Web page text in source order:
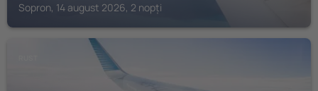
Sopron, 14 august 2026, 2 nopți